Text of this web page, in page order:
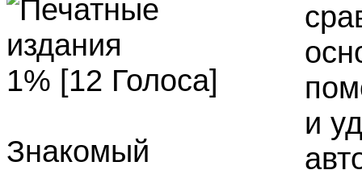
1% [12 Голоса]
Знакомый
и